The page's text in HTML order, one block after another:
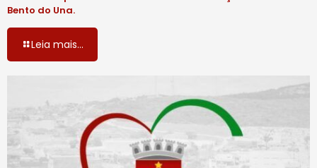
Bento do Una.
Leia mais...